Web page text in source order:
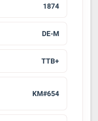
1874
DE-M
TTB+
KM#654